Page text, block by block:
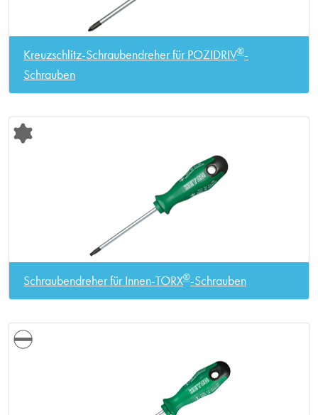
Kreuzschlitz-Schraubendreher für POZIDRIV®-
Schrauben
Schraubendreher für Innen-TORX®-Schrauben